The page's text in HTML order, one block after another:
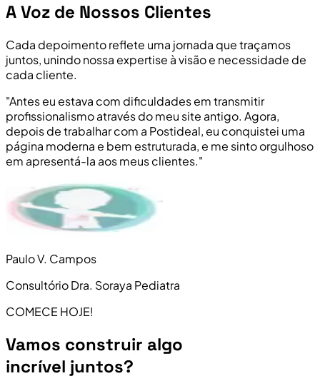
A Voz de Nossos Clientes
Cada depoimento reflete uma jornada que traçamos
juntos, unindo nossa expertise à visão e necessidade de
cada cliente.
"Antes eu estava com dificuldades em transmitir
profissionalismo através do meu site antigo. Agora,
depois de trabalhar com a Postideal, eu conquistei uma
página moderna e bem estruturada, e me sinto orgulhoso
em apresentá-la aos meus clientes."
Paulo V. Campos
Consultório Dra. Soraya Pediatra
COMECE HOJE!
Vamos construir algo
incrível juntos?